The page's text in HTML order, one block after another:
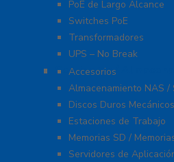
PoE de Largo Alcance
Switches PoE
Transformadores
UPS – No Break
Servidores /
Accesorios
Almacenamiento NAS /
Discos Duros
Estaciones de Trabajo
Memorias SD /
Servidores de